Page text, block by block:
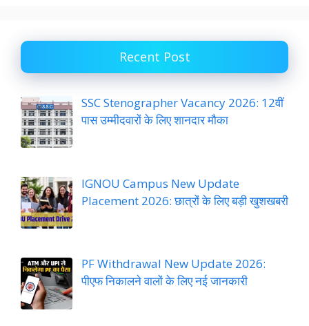
Recent Post
SSC Stenographer Vacancy 2026: 12वीं
पास उम्मीदवारों के लिए शानदार मौका
IGNOU Campus New Update
Placement 2026: छात्रों के लिए बड़ी खुशखबरी
PF Withdrawal New Update 2026:
पीएफ निकालने वालों के लिए नई जानकारी